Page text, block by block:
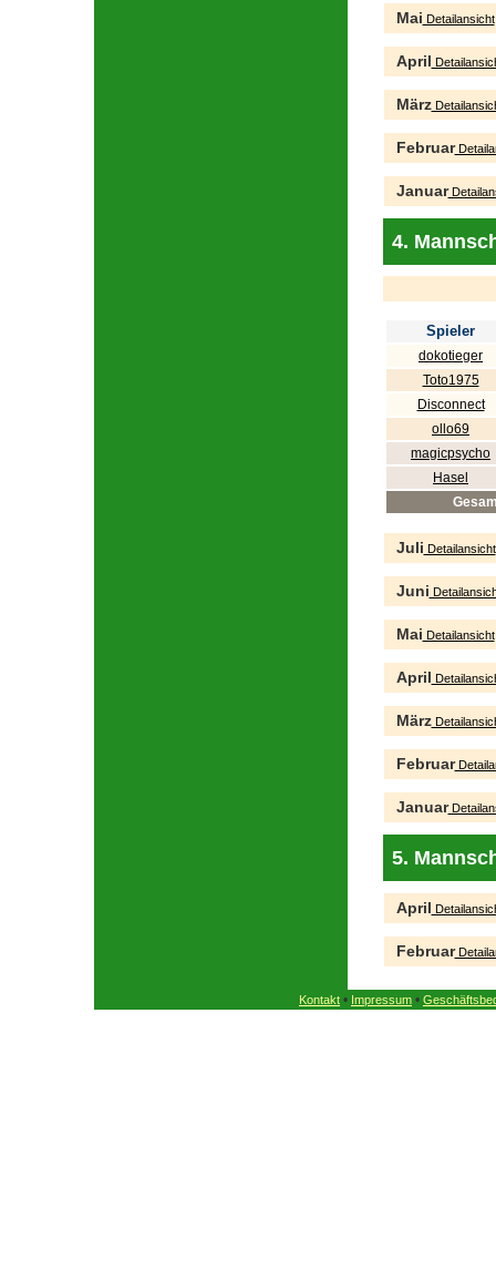
Mai Detailansicht
April
März
Februar
Januar
4.
Spieler
dokotieger
Toto1975
Disconnect
ollo69
magicpsycho
Hasel
Juli Detailansicht
Juni
Mai Detailansicht
April
März
Februar
Januar
5.
April
Februar
Kontakt • Impressum •